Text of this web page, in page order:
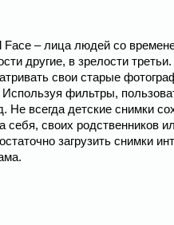
Face – лица людей со
другие, в зрелости
свои старые
фильтры,
Не всегда детские снимки
себя, своих родственников
загрузить снимки